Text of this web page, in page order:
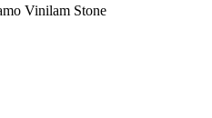
Vinilam Stone